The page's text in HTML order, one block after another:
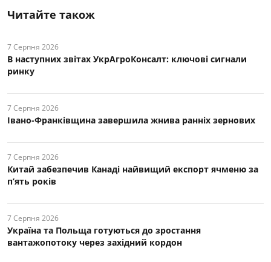
Читайте також
7 Серпня 2026
В наступних звітах УкрАгроКонсалт: ключові cигнали
ринку
7 Серпня 2026
Івано-Франківщина завершила жнива ранніх зернових
7 Серпня 2026
Китай забезпечив Канаді найвищий експорт ячменю за
п’ять років
7 Серпня 2026
Україна та Польща готуються до зростання
вантажопотоку через західний кордон